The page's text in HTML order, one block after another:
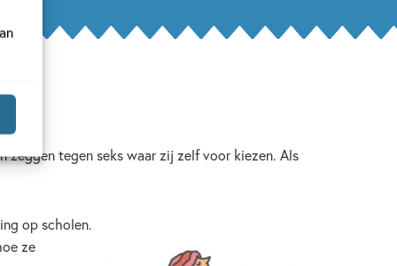
zeggen tegen seks waar zij zelf voor kiezen. Als
op scholen.
ze